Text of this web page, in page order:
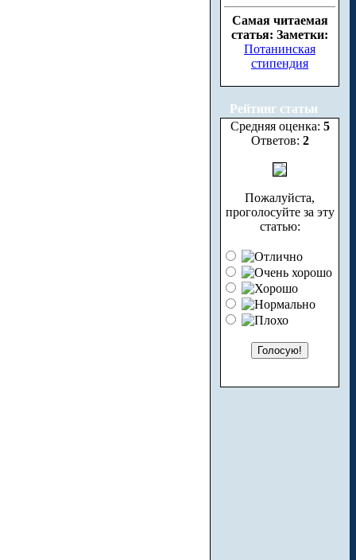
Самая читаемая
статья: Заметки:
Потанинская
стипендия
Рейтинг статьи
Средняя оценка: 5
Ответов: 2
Пожалуйста,
проголосуйте за эту
статью: